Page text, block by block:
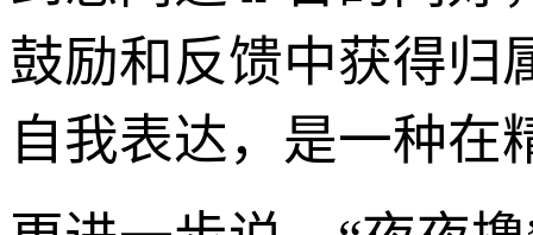
鼓励和反馈中获得归
自我表达，是一种在